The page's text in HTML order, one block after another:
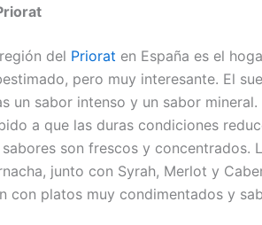
del Priorat en España es el
pero muy interesante. El
un sabor intenso y un sabor mineral.
a que las duras condiciones
sabores son frescos y concentrados.
junto con Syrah, Merlot y
con platos muy condimentados y